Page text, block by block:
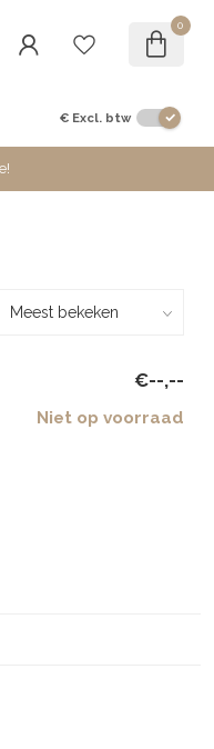
0
€ Excl. btw
€--,--
Niet op voorraad